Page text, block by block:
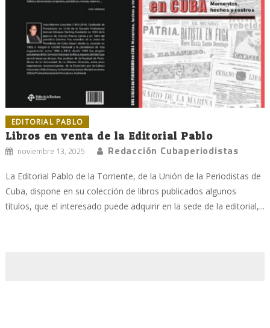
EDITORIAL PABLO
Libros en venta de la Editorial Pablo
noviembre 13, 2025 Redacción Cubaperiodistas
La Editorial Pablo de la Torriente, de la Unión de la Periodistas de
Cuba, dispone en su colección de libros publicados algunos
títulos, que el interesado puede adquirir en la sede de la editorial,...